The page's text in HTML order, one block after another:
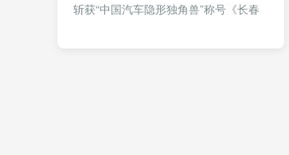
斩获“中国汽车隐形独角兽”称号《长春